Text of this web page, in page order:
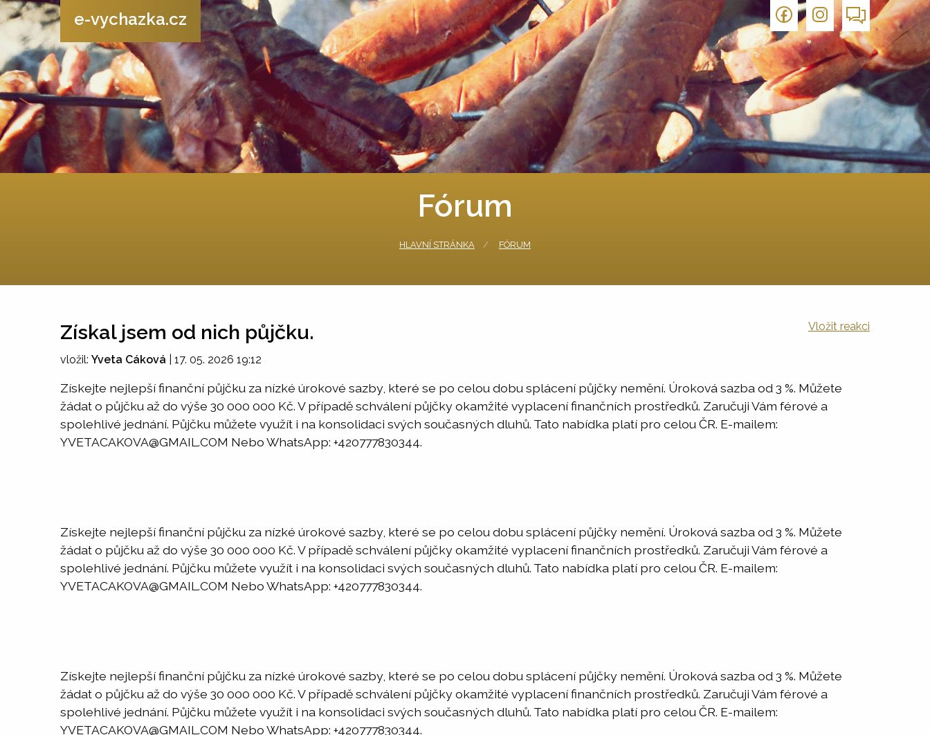
e-vychazka.cz
Fórum
HLAVNÍ STRÁNKA FÓRUM
Získal jsem od nich půjčku. Vložit reakci
vložil: Yveta Cáková 17. 05. 2026 19:12
Získejte nejlepší finanční půjčku za nízké úrokové sazby, které se po celou dobu splácení půjčky nemění. Úroková sazba od 3 %. Můžete
žádat o půjčku až do výše 30 000 000 Kč. V případě schválení půjčky okamžité vyplacení finančních prostředků. Zaručuji Vám férové a
spolehlivé jednání. Půjčku můžete využít i na konsolidaci svých současných dluhů. Tato nabídka platí pro celou ČR. E-mailem:
YVETACAKOVA@GMAIL.COM Nebo WhatsApp: +420777830344.
Získejte nejlepší finanční půjčku za nízké úrokové sazby, které se po celou dobu splácení půjčky nemění. Úroková sazba od 3 %. Můžete
žádat o půjčku až do výše 30 000 000 Kč. V případě schválení půjčky okamžité vyplacení finančních prostředků. Zaručuji Vám férové a
spolehlivé jednání. Půjčku můžete využít i na konsolidaci svých současných dluhů. Tato nabídka platí pro celou ČR. E-mailem:
YVETACAKOVA@GMAIL.COM Nebo WhatsApp: +420777830344.
Získejte nejlepší finanční půjčku za nízké úrokové sazby, které se po celou dobu splácení půjčky nemění. Úroková sazba od 3 %. Můžete
žádat o půjčku až do výše 30 000 000 Kč. V případě schválení půjčky okamžité vyplacení finančních prostředků. Zaručuji Vám férové a
spolehlivé jednání. Půjčku můžete využít i na konsolidaci svých současných dluhů. Tato nabídka platí pro celou ČR. E-mailem:
YVETACAKOVA@GMAIL.COM Nebo WhatsApp: +420777830344.